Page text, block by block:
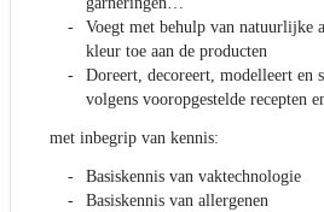
Voegt met behulp van natuurlijke
kleur toe aan de producten
Doreert, decoreert, modelleert en
volgens vooropgestelde recepten
met inbegrip van kennis:
Basiskennis van vaktechnologie
Basiskennis van allergenen